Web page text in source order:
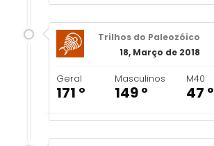
Trilhos do Paleozóico
18, Março de 2018
Geral
171 º
Masculinos
149 º
M40
47 º